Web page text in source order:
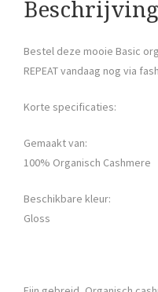
Beschrijving
Bestel deze mooie Basic
REPEAT vandaag nog via
Korte specificaties:
Gemaakt van:
100% Organisch Cashmere
Beschikbare kleur:
Gloss